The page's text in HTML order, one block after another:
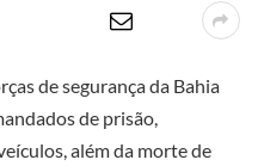
de segurança da Bahia
de prisão,
além da morte de